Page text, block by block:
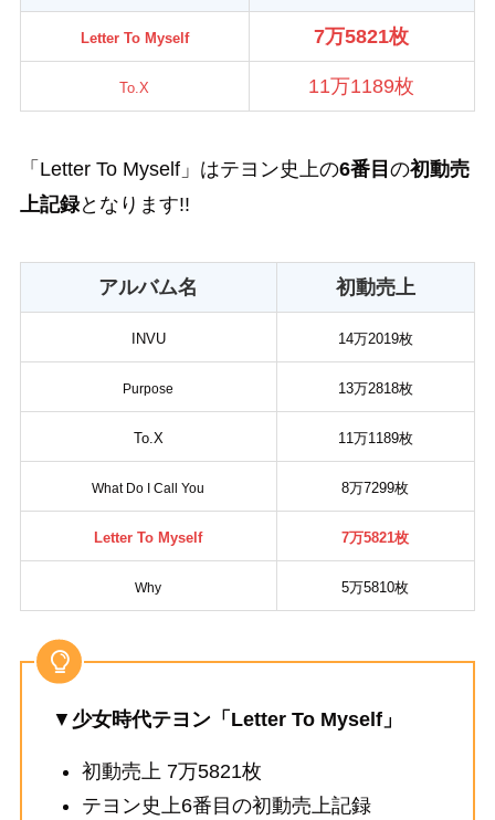
Letter To Myself 7万5821枚
To.X 11万1189枚
「Letter To Myself」はテヨン史上の6番目 の初動売
上記録となります!!
アルバム名 初動売上
INVU 14万2019枚
Purpose 13万2818枚
To.X 11 万1189枚
What Do I Call You 8万7299枚
Letter To Myself 7万5821枚
Why 5万5810枚
▼ 少女時代テヨン「Letter To Myself」
初動売上 7万5821枚
テヨン史上6番目の初動売上記録